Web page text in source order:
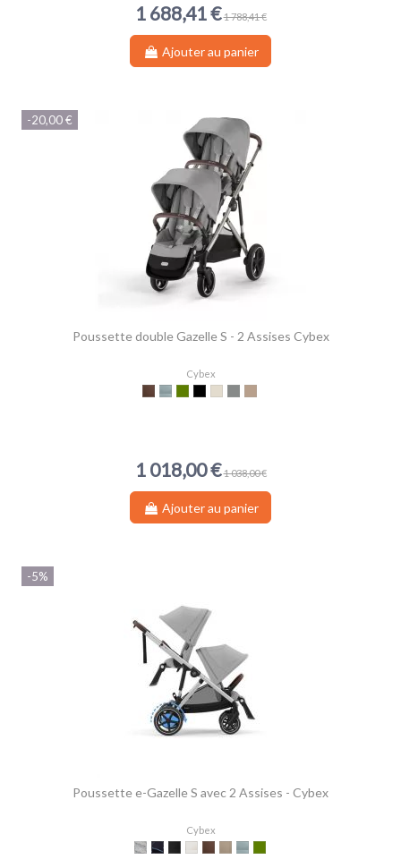
1 688,41 € 1 788,41 €
Ajouter au panier
-20,00 €
Poussette double Gazelle S - 2 Assises Cybex
Cybex
1 018,00 € 1 038,00 €
Chocolate Brown
Stormy Blue
Moss Green
Moon Black black
Seashell Beige light beige
Stone Grey mid grey
Almond Beige beige
Ajouter au panier
-5%
Poussette e-Gazelle S avec 2 Assises - Cybex
Cybex
Stone Grey
Ocean Blue
Moon Black
Seashell Beige
Chocolate Brown
Almond Beige
Stormy Blue
Moss Green